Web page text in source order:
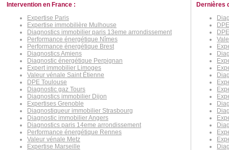
Intervention en France :
Expertise Paris
Expertise immobilière Mulhouse
Diagnostics immobilier paris 13eme arrondissement
Performance énergétique Nîmes
Performance énergétique Brest
Diagnostics Amiens
Diagnostic énergétique Perpignan
Expert immobilier Limoges
Valeur vénale Saint Étienne
DPE Toulouse
Diagnostic gaz Tours
Diagnostics immobilier Dijon
Expertises Grenoble
Diagnostiqueur immobilier Strasbourg
Diagnostic immobilier Angers
Diagnostics paris 14eme arrondissement
Performance énergétique Rennes
Valeur vénale Metz
Expertise Marseille
Dernières